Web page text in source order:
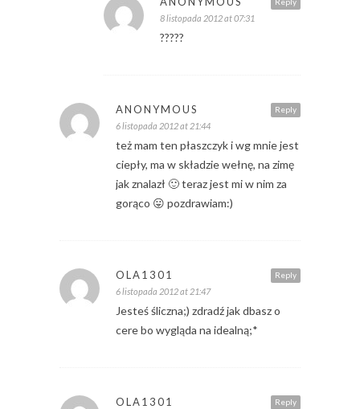
8 listopada 2012 at 07:31
?????
Reply
ANONYMOUS
6 listopada 2012 at 21:44
też mam ten płaszczyk i wg mnie jest
ciepły, ma w składzie wełnę, na zimę
jak znalazł 🙂 teraz jest mi w nim za
gorąco 😛 pozdrawiam:)
Reply
OLA1301
6 listopada 2012 at 21:47
Jesteś śliczna;) zdradź jak dbasz o
cere bo wygląda na idealną;*
Reply
OLA1301